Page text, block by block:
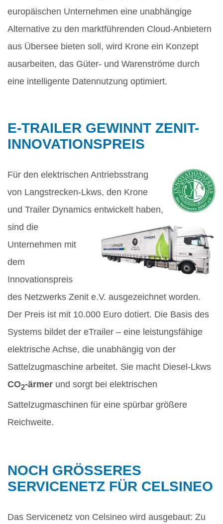
europäischen Unternehmen eine unabhängige
Alternative zu den marktführenden Cloud-Anbietern
aus Übersee bieten soll, wird Krone ein Konzept
ausarbeiten, das Güter- und Warenströme durch
eine intelligente Datennutzung optimiert.
E-TRAILER GEWINNT ZENIT-
INNOVATIONSPREIS
Für den elektrischen Antriebsstrang
von Langstrecken-Lkws, den Krone
und Trailer Dynamics entwickelt haben,
sind die
Unternehmen mit
dem
Innovationspreis
des Netzwerks Zenit e.V. ausgezeichnet worden.
Der Preis ist mit 10.000 Euro dotiert. Die Basis des
Systems bildet der eTrailer – eine leistungsfähige
elektrische Achse, die unabhängig von der
Sattelzugmaschine arbeitet. Sie macht Diesel-Lkws
CO2-ärmer und sorgt bei elektrischen
Sattelzugmaschinen für eine spürbar größere
Reichweite.
NOCH GRÖSSERES S
ERVICENETZ FÜR CELSINEO
Das Servicenetz von Celsineo wird ausgebaut: Zu